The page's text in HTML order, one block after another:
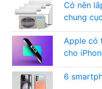
Có nên
chung
Apple có
cho
6